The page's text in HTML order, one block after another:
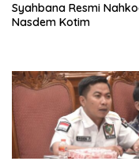
Syahbana Resmi
Nasdem Kotim